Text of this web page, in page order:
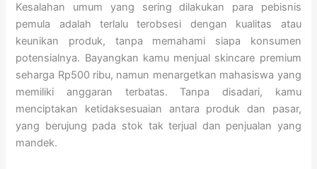
Kesalahan umum yang sering dilakukan para pebisnis
pemula adalah terlalu terobsesi dengan kualitas atau
keunikan produk, tanpa memahami siapa konsumen
potensialnya. Bayangkan kamu menjual skincare premium
seharga Rp500 ribu, namun menargetkan mahasiswa yang
memiliki anggaran terbatas. Tanpa disadari, kamu
menciptakan ketidaksesuaian antara produk dan pasar,
yang berujung pada stok tak terjual dan penjualan yang
mandek.